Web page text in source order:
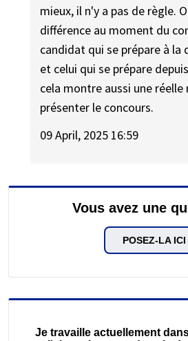
mieux, il n'y a pas de règle.
différence au moment du
candidat qui se prépare à la
et celui qui se prépare
cela montre aussi une
présenter le concours.
09 April, 2025 16:59
Vous avez une
POSEZ-LA ICI
Je travaille actuellement